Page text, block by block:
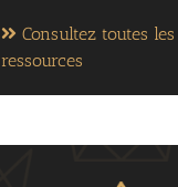
Consultez toutes les
ressources